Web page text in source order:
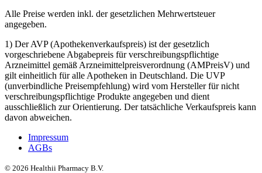
Alle Preise werden inkl. der gesetzlichen Mehrwertsteuer
angegeben.
1) Der AVP (Apothekenverkaufspreis) ist der gesetzlich
vorgeschriebene Abgabepreis für verschreibungspflichtige
Arzneimittel gemäß Arzneimittelpreisverordnung (AMPreisV) und
gilt einheitlich für alle Apotheken in Deutschland. Die UVP
(unverbindliche Preisempfehlung) wird vom Hersteller für nicht
verschreibungspflichtige Produkte angegeben und dient
ausschließlich zur Orientierung. Der tatsächliche Verkaufspreis kann
davon abweichen.
Impressum
AGBs
© 2026 Healthii Pharmacy B.V.